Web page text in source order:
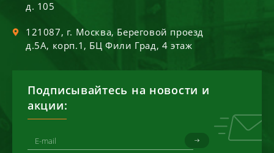
д. 105
121087, г. Москва, Береговой проезд
д.5А, корп.1, БЦ Фили Град, 4 этаж
Подписывайтесь на новости и
акции: